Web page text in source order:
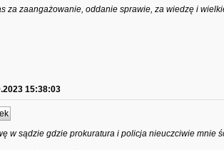
za zaangażowanie, oddanie sprawie, za wiedzę i
15:38:03
w sądzie gdzie prokuratura i policja nieuczciwie mnie